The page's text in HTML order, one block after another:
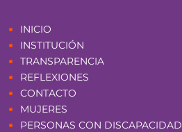
INICIO
INSTITUCIÓN
TRANSPARENCIA
REFLEXIONES
CONTACTO
MUJERES
PERSONAS CON DISCAPACIDAD